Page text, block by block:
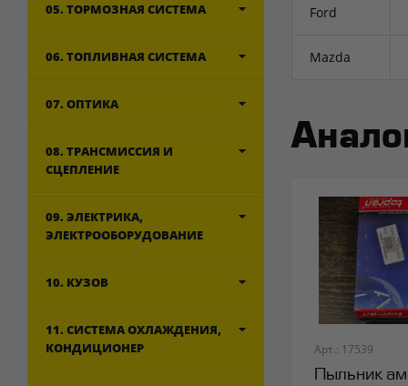
05. ТОРМОЗНАЯ СИСТЕМА
06. ТОПЛИВНАЯ СИСТЕМА
07. ОПТИКА
08. ТРАНСМИССИЯ И
СЦЕПЛЕНИЕ
09. ЭЛЕКТРИКА,
ЭЛЕКТРООБОРУДОВАНИЕ
10. КУЗОВ
11. СИСТЕМА ОХЛАЖДЕНИЯ,
КОНДИЦИОНЕР
Ford
Mazda
Арт.: 17539
Пыльник